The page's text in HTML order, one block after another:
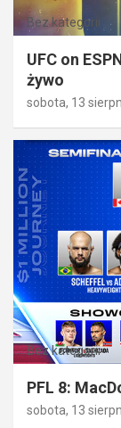
Bez kategorii
UFC on
żywo
sobota, 13
Bez kategorii
PFL 8:
sobota, 13